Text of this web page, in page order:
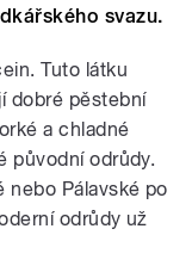
svazu.
Tuto látku
dobré pěstební
a chladné
původní odrůdy.
nebo Pálavské po
odrůdy už